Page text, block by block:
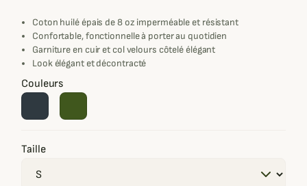
Coton huilé épais de 8 oz imperméable et résistant
Confortable, fonctionnelle à porter au quotidien
Garniture en cuir et col velours côtelé élégant
Look élégant et décontracté
Couleurs
Taille